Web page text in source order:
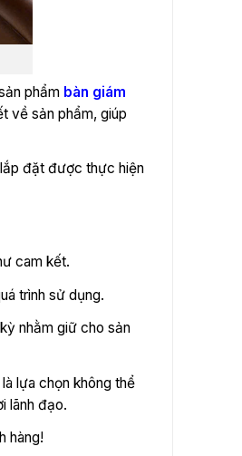
phẩm bàn giám
về sản phẩm, giúp
lắp đặt được thực hiện
cam kết.
trình sử dụng.
nhằm giữ cho sản
lựa chọn không thể
lãnh đạo.
hàng!